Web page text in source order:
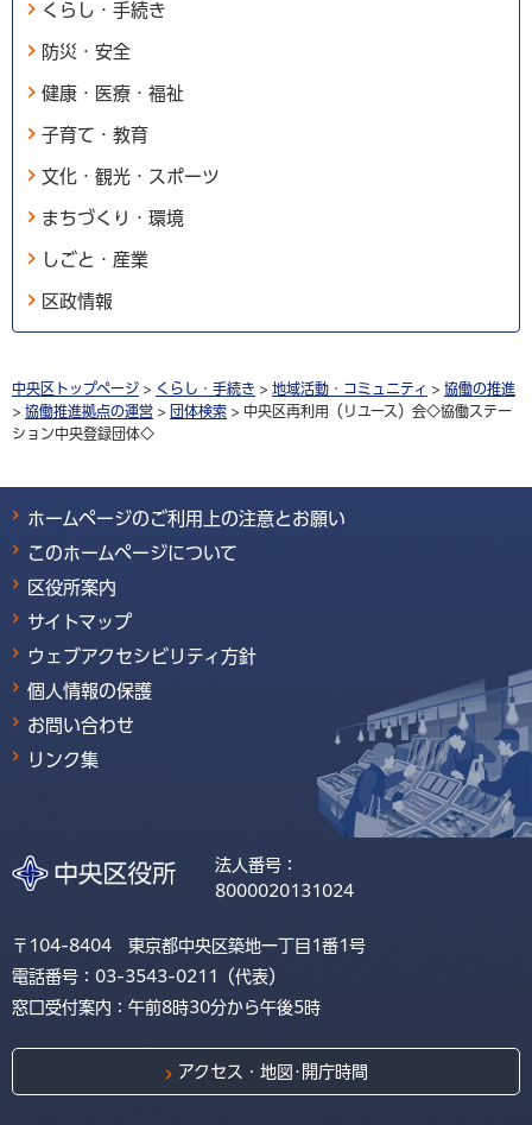
くらし・手続き
防災・安全
健康・医療・福祉
子育て・教育
文化・観光・スポーツ
まちづくり・環境
しごと・産業
区政情報
中央区トップページ > くらし・手続き > 地域活動・コミュニティ > 協働の推進
> 協働推進拠点の運営 > 団体検索 > 中央区再利用（リユース）会◇協働ステー
ション中央登録団体◇
ホームページのご利用上の注意とお願い
このホームページについて
区役所案内
サイトマップ
ウェブアクセシビリティ方針
個人情報の保護
お問い合わせ
リンク集
法人番号：
8000020131024
〒104-8404 東京都中央区築地一丁目1番1号
電話番号：03-3543-0211（代表）
窓口受付案内：午前8時30分から午後5時
アクセス・地図･開庁時間